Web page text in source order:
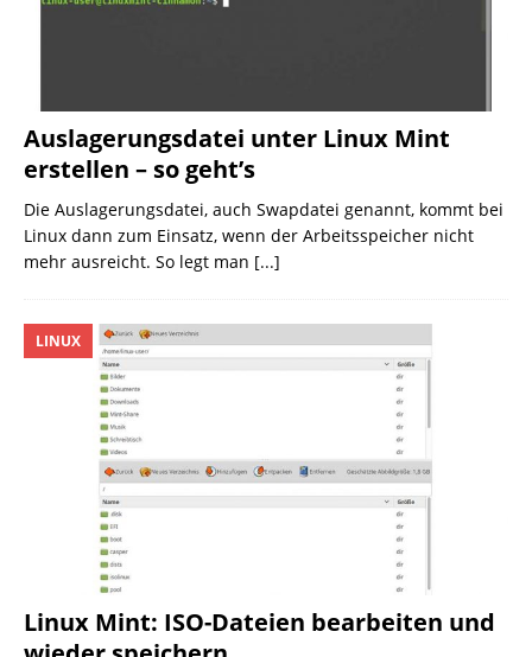
Auslagerungsdatei unter Linux Mint
erstellen – so geht’s
Die Auslagerungsdatei, auch Swapdatei genannt, kommt bei
Linux dann zum Einsatz, wenn der Arbeitsspeicher nicht
mehr ausreicht. So legt man [...]
Linux Mint: ISO-Dateien bearbeiten und
LINUX